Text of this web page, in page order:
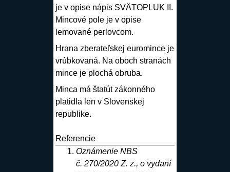
je v opise nápis SVÄTOPLUK II.
Mincové pole je v opise
lemované perlovcom.
Hrana zberateľskej eurominceje
vrúbkovaná. Na oboch stranách
minceje plochá obruba.
Minca má štatút zákonného
platidla len v Slovenskej
republike.
Referencie
Oznámenie NBS
č. 270/2020 Z. z., o vydaní